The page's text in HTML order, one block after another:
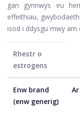
gan gynnwys eu
effeithiau,
isod i ddysgu mwy am
Rhestr o
estrogens
Enw brand
(enw generig)